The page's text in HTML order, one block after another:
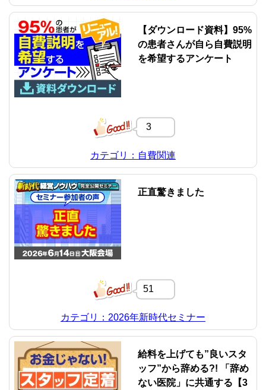
【ダウンロード資料】95%
の患者さんが自ら自費説明
を希望するアンケート
3
カテゴリ：自費関連
正直驚きました
51
カテゴリ：2026年新時代セミナー
給料を上げても”良いスタ
ッフ”から辞める?! 「辞め
ない医院」に共通する【3